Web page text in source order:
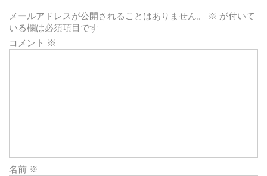
ゲ
ー
メールアドレスが公開されることはありません。 ※ が付いて
いる欄は必須項目です
コメント ※
名前 ※